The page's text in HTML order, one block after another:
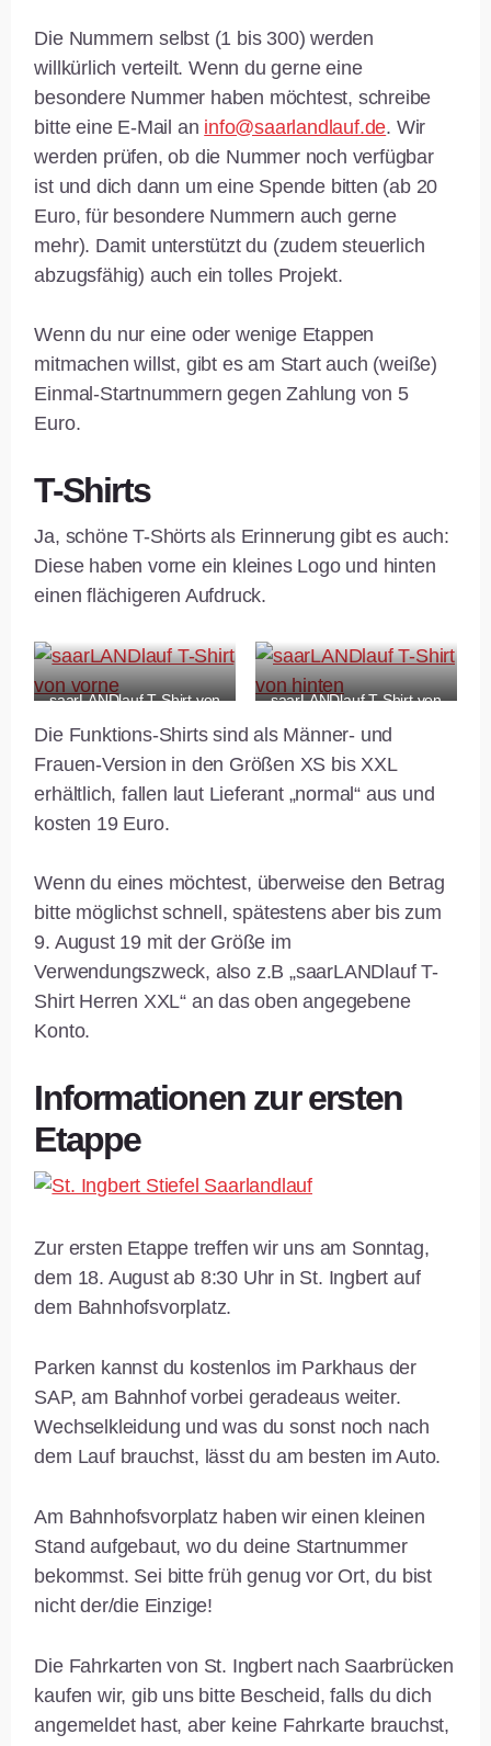
Die Nummern selbst (1 bis 300) werden
willkürlich verteilt. Wenn du gerne eine
besondere Nummer haben möchtest, schreibe
bitte eine E-Mail an info@saarlandlauf.de. Wir
werden prüfen, ob die Nummer noch verfügbar
ist und dich dann um eine Spende bitten (ab 20
Euro, für besondere Nummern auch gerne
mehr). Damit unterstützt du (zudem steuerlich
abzugsfähig) auch ein tolles Projekt.
Wenn du nur eine oder wenige Etappen
mitmachen willst, gibt es am Start auch (weiße)
Einmal-Startnummern gegen Zahlung von 5
Euro.
T-Shirts
Ja, schöne T-Shörts als Erinnerung gibt es auch:
Diese haben vorne ein kleines Logo und hinten
einen flächigeren Aufdruck.
saarLANDlauf T-Shirt von
saarLANDlauf T-Shirt von
Die Funktions-Shirts sind als Männer- und
Frauen-Version in den Größen XS bis XXL
erhältlich, fallen laut Lieferant „normal“ aus und
kosten 19 Euro.
Wenn du eines möchtest, überweise den Betrag
bitte möglichst schnell, spätestens aber bis zum
9. August 19 mit der Größe im
Verwendungszweck, also z.B „saarLANDlauf T-
Shirt Herren XXL“ an das oben angegebene
Konto.
Informationen zur ersten
Etappe
Zur ersten Etappe treffen wir uns am Sonntag,
dem 18. August ab 8:30 Uhr in St. Ingbert auf
dem Bahnhofsvorplatz.
Parken kannst du kostenlos im Parkhaus der
SAP, am Bahnhof vorbei geradeaus weiter.
Wechselkleidung und was du sonst noch nach
dem Lauf brauchst, lässt du am besten im Auto.
Am Bahnhofsvorplatz haben wir einen kleinen
Stand aufgebaut, wo du deine Startnummer
bekommst. Sei bitte früh genug vor Ort, du bist
nicht der/die Einzige!
Die Fahrkarten von St. Ingbert nach Saarbrücken
kaufen wir, gib uns bitte Bescheid, falls du dich
angemeldet hast, aber keine Fahrkarte brauchst,